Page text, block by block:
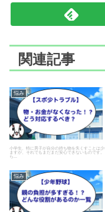
関連記事
悩み
小学生、特に男子が自分の持ち物を失くすことは
ますが、それでもまだまだ安心できないものです
ら...
悩み